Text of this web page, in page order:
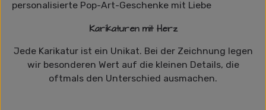
Karikaturen mit Herz
Jede Karikatur ist ein Unikat. Bei der Zeichnung legen
wir besonderen Wert auf die kleinen Details, die
oftmals den Unterschied ausmachen.